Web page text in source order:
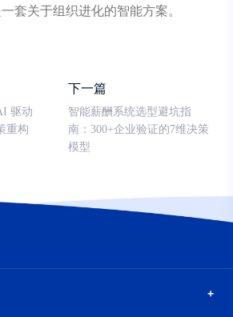
套关于组织进化的智能方案。
驱动
重构
下一篇
智能薪酬系统选型避坑指
南：300+企业验证的7维决策
模型